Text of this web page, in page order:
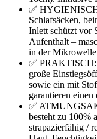
✅
Schlafsäcken,
Inlett schützt vor
Aufenthalt –
in der
✅ PRAKTISCH:
große
sowie ein mit
garantieren einen
✅
besteht zu 100%
strapazierfähig /